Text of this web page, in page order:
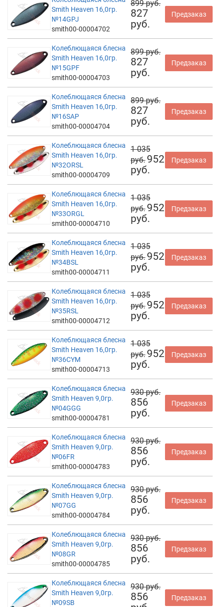
Smith Heaven 16,0гр.
№14GPJ
smith00-00004702
899 руб.
827
руб.
Предзаказ
Колеблющаяся блесна
Smith Heaven 16,0гр.
№15GPF
smith00-00004703
899 руб.
827
руб.
Предзаказ
Колеблющаяся блесна
Smith Heaven 16,0гр.
№16SAP
smith00-00004704
899 руб.
827
руб.
Предзаказ
Колеблющаяся блесна
Smith Heaven 16,0гр.
№32ORSL
smith00-00004709
1 035
руб. 952
руб.
Предзаказ
Колеблющаяся блесна
Smith Heaven 16,0гр.
№33ORGL
smith00-00004710
1 035
руб. 952
руб.
Предзаказ
Колеблющаяся блесна
Smith Heaven 16,0гр.
№34BSL
smith00-00004711
1 035
руб. 952
руб.
Предзаказ
Колеблющаяся блесна
Smith Heaven 16,0гр.
№35RSL
smith00-00004712
1 035
руб. 952
руб.
Предзаказ
Колеблющаяся блесна
Smith Heaven 16,0гр.
№36CYM
smith00-00004713
1 035
руб. 952
руб.
Предзаказ
Колеблющаяся блесна
Smith Heaven 9,0гр.
№04GGG
smith00-00004781
930 руб.
856
руб.
Предзаказ
Колеблющаяся блесна
Smith Heaven 9,0гр.
№06FR
smith00-00004783
930 руб.
856
руб.
Предзаказ
Колеблющаяся блесна
Smith Heaven 9,0гр.
№07GG
smith00-00004784
930 руб.
856
руб.
Предзаказ
Колеблющаяся блесна
Smith Heaven 9,0гр.
№08GR
smith00-00004785
930 руб.
856
руб.
Предзаказ
Колеблющаяся блесна
Smith Heaven 9,0гр.
№09SB
930 руб.
856
Предзаказ